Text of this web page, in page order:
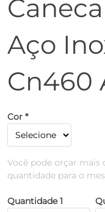
Aço
Cn460
Cor *
Você pode orçar mais
quantidade para o
Quantidade 1